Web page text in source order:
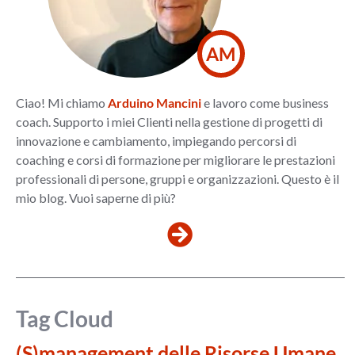
AM
Ciao! Mi chiamo Arduino Mancinie lavoro come business
coach. Supporto i miei Clienti nella gestione di progetti di
innovazione e cambiamento, impiegando percorsi di
coaching e corsi di formazione per migliorare le prestazioni
professionali di persone, gruppi e organizzazioni. Questo è il
mio blog. Vuoi saperne di più?
Tag Cloud